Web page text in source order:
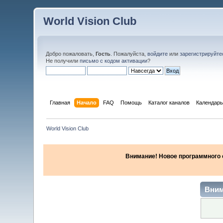
World Vision Club
Добро пожаловать,Гость . Пожалуйста,войдите или
Не получилиписьмо с кодом активации?
Главная Начало FAQ Помощь Каталог каналов Календарь
World Vision Club
Внимание! Новое